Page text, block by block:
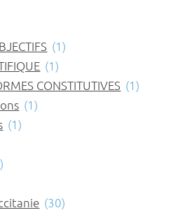
(1)
(1)
CONSTITUTIVES (1)
(1)
(1)
(30)